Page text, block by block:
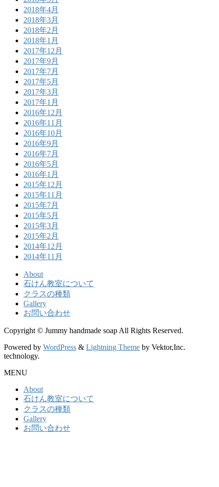
2018年4月
2018年3月
2018年2月
2018年1月
2017年12月
2017年9月
2017年7月
2017年5月
2017年3月
2017年1月
2016年12月
2016年11月
2016年10月
2016年9月
2016年7月
2016年5月
2016年1月
2015年12月
2015年11月
2015年7月
2015年5月
2015年3月
2015年2月
2014年12月
2014年11月
About
石けん教室について
クラスの種類
Gallery
お問い合わせ
Copyright © Jummy handmade soap All Rights Reserved.
Powered by WordPress & Lightning Theme by Vektor,Inc.
technology.
MENU
About
石けん教室について
クラスの種類
Gallery
お問い合わせ